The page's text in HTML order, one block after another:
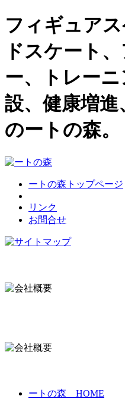
フィギュア
ドスケート
ー、トレー
設、健康増進
のートの森。
ートの森トップページ
リンク
お問合せ
ートの森 HOME